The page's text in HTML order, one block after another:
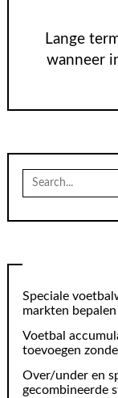
Lange
wanneer
for:
Speciale
markten bepalen
Voetbal
toevoegen
Over/under en
gecombineerde